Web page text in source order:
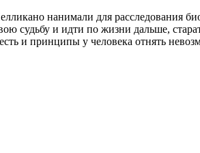
нанимали для расследования
судьбу и идти по жизни дальше,
и принципы у человека отнять